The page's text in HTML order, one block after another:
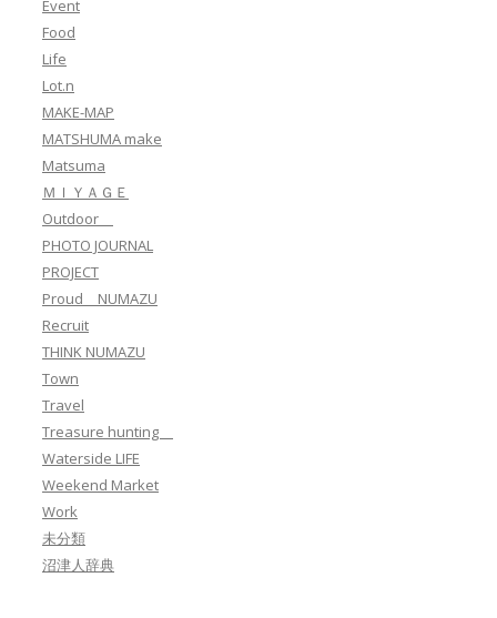
Event
Food
Life
Lot.n
MAKE-MAP
MATSHUMA make
Matsuma
ＭＩＹＡＧＥ
Outdoor
PHOTO JOURNAL
PROJECT
Proud NUMAZU
Recruit
THINK NUMAZU
Town
Travel
Treasure hunting
Waterside LIFE
Weekend Market
Work
未分類
沼津人辞典